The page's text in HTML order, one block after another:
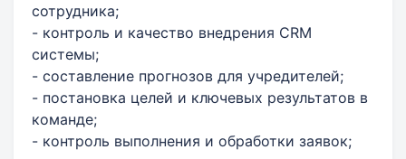
сотрудника;
- контроль и качество внедрения CRM
системы;
- составление прогнозов для учредителей;
- постановка целей и ключевых результатов в
команде;
- контроль выполнения и обработки заявок;